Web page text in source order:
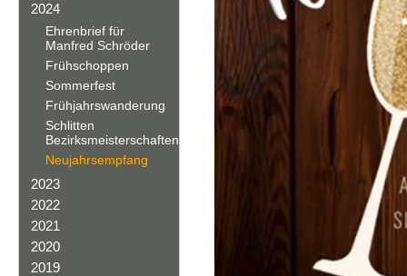
2024
Ehrenbrief für
Manfred Schröder
Frühschoppen
Sommerfest
Frühjahrswanderung
Schlitten
Bezirksmeisterschaften
Neujahrsempfang
2023
2022
2021
2020
2019